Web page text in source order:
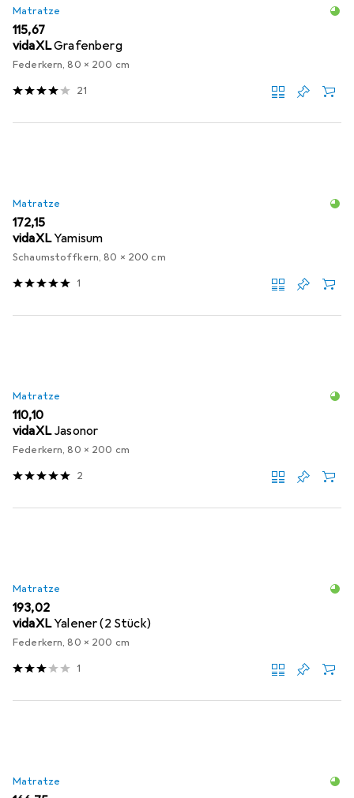
Matratze
EUR
115,67
vidaXLGrafenberg
Federkern, 80 x 200 cm
21
Matratze
EUR
172,15
vidaXLYamisum
Schaumstoffkern, 80 x 200 cm
1
Matratze
EUR
110,10
vidaXL Jasonor
Federkern, 80 x 200 cm
2
Matratze
EUR
193,02
vidaXLYalener (2 Stück)
Federkern, 80 x 200 cm
1
Matratze